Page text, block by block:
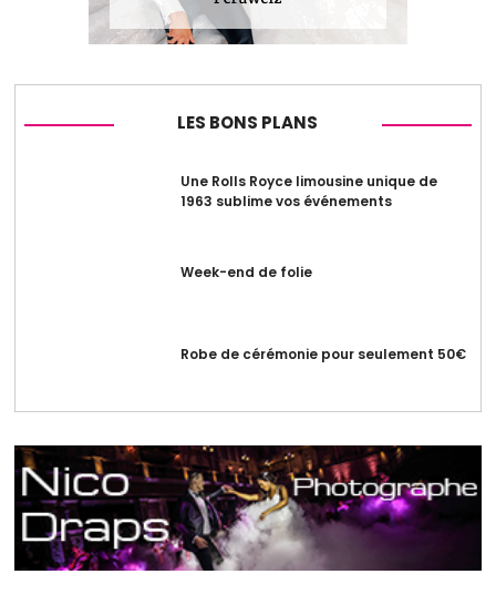
LES BONS PLANS
Une Rolls Royce limousine unique de
1963 sublime vos événements
Week-end de folie
Robe de cérémonie pour seulement 50€